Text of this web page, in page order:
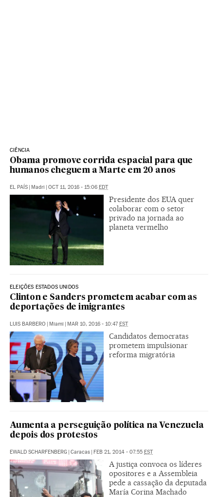
CIÊNCIA
Obama promove corrida espacial para que
humanos cheguem a Marte em 20 anos
EL PAÍS | Madri | OCT 11, 2016 - 15:06 EDT
Presidente dos EUA quer
colaborar com o setor
privado na jornada ao
planeta vermelho
ELEIÇÕES ESTADOS UNIDOS
Clinton e Sanders prometem acabar com as
deportações de imigrantes
LUIS BARBERO | Miami | MAR 10, 2016 - 10:47EST
Candidatos democratas
prometem impulsionar
reforma migratória
Aumenta a perseguição política na Venezuela
depois dos protestos
EWALD SCHARFENBERG | Caracas | FEB 21, 2014 - 07:55 EST
A justiça convoca os líderes
opositores e a Assembleia
pede a cassação da deputada
María Corina Machado